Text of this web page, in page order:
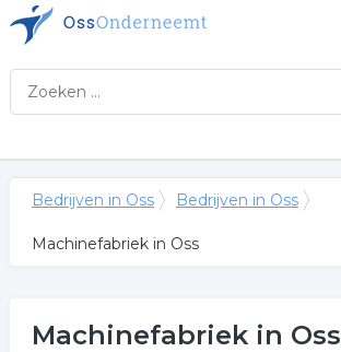
Bedrijven in Oss Bedrijven in Oss
Machinefabriek in Oss
Machinefabriek in Oss